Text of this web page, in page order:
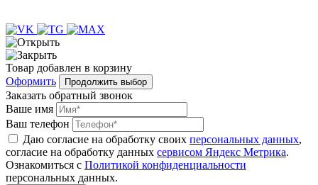
Товар добавлен в корзину
Оформить
Продолжить выбор
Заказать обратный звонок
Ваше имя
Ваш телефон
Даю согласие на обработку своих персональных данных,
согласие на обработку данных сервисом Яндекс Метрика.
Ознакомиться с Политикой конфиденциальности
персональных данных.